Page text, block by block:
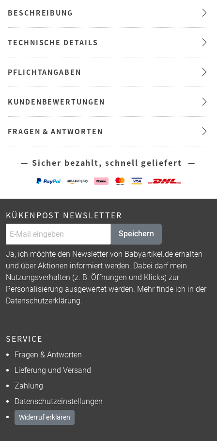
BESCHREIBUNG
TECHNISCHE DETAILS
PFLICHTANGABEN
KUNDENBEWERTUNGEN
FRAGEN & ANTWORTEN
— Sicher bezahlt, schnell geliefert —
KÜKENPOST NEWSLETTER
Speichern
Ja, ich möchte den Newsletter von Babyartikel.de erhalten
und über Aktionen informiert werden. Dabei darf mein
Nutzungsverhalten (z. B. Öffnungen und Klicks) zur
Personalisierung ausgewertet werden. Mehr finde ich in der
Datenschutzerklärung.
SERVICE
Fragen & Antworten
Lieferung und Versand
Zahlung
Datenschutzeinstellungen
Widerruf erklären